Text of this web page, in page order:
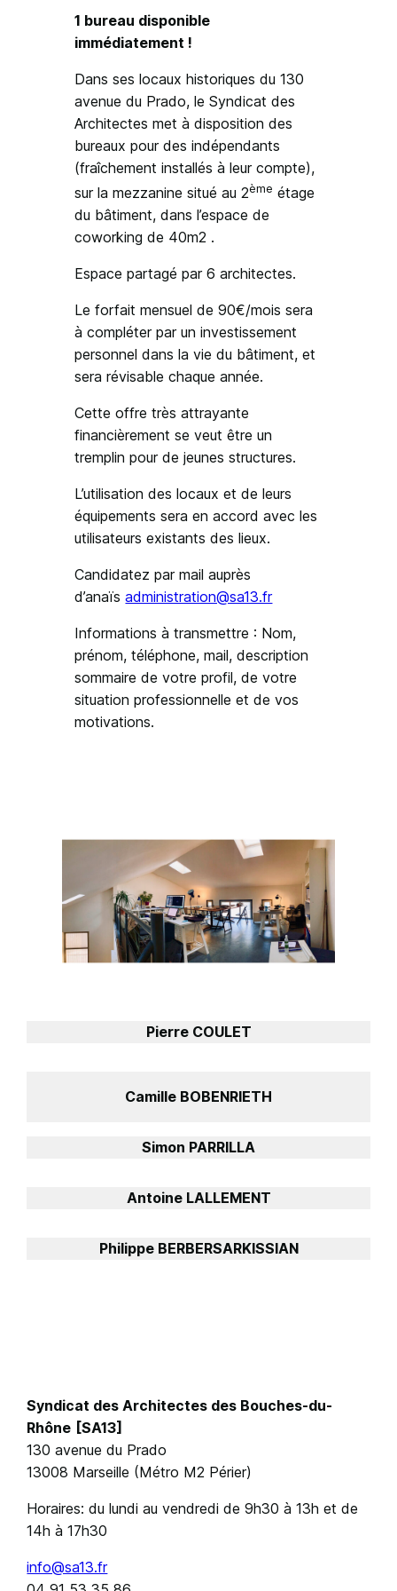
1 bureau disponible
immédiatement !
Dans ses locaux historiques du 130
avenue du Prado, le Syndicat des
Architectes met à disposition des
bureaux pour des indépendants
(fraîchement installés à leur compte),
sur la mezzanine situé au 2ème étage
du bâtiment, dans l’espace de
coworking de 40m2 .
Espace partagé par 6 architectes.
Le forfait mensuel de 90€/mois sera
à compléter par un investissement
personnel dans la vie du bâtiment, et
sera révisable chaque année.
Cette offre très attrayante
financièrement se veut être un
tremplin pour de jeunes structures.
L’utilisation des locaux et de leurs
équipements sera en accord avec les
utilisateurs existants des lieux.
Candidatez par mail auprès
d’anaïsadministration@sa13.fr
Informations à transmettre : Nom,
prénom, téléphone, mail, description
sommaire de votre profil, de votre
situation professionnelle et de vos
motivations.
Pierre COULET
Camille BOBENRIETH
Simon PARRILLA
Antoine LALLEMENT
Philippe BERBERSARKISSIAN
Syndicat des Architectes des Bouches-du-
Rhône [SA13]
130 avenue du Prado
13008 Marseille (Métro M2 Périer)
Horaires: du lundi au vendredi de 9h30 à 13h et de
14h à 17h30
info@sa13.fr